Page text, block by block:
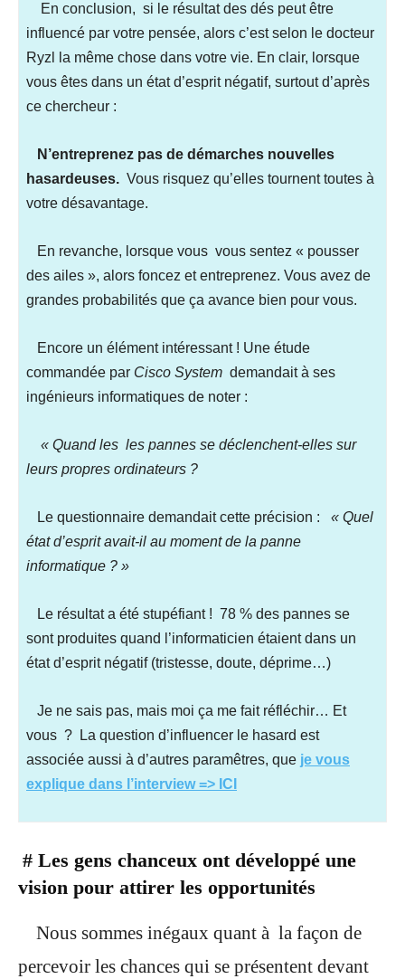
En conclusion, si le résultat des dés peut être
influencé par votre pensée, alors c’est selon le docteur
Ryzl la même chose dans votre vie. En clair, lorsque
vous êtes dans un état d’esprit négatif, surtout d’après
ce chercheur :
N’entreprenez pas de démarches nouvelles
hasardeuses. Vous risquez qu’elles tournent toutes à
votre désavantage.
En revanche, lorsque vous vous sentez « pousser
des ailes », alors foncez et entreprenez. Vous avez de
grandes probabilités que ça avance bien pour vous.
Encore un élément intéressant ! Une étude
commandée par Cisco System demandait à ses
ingénieurs informatiques de noter :
« Quand les les pannes se déclenchent-elles sur
leurs propres ordinateurs ?
Le questionnaire demandait cette précision :
« Quel
état d’esprit avait-il au moment de la panne
informatique ? »
Le résultat a été stupéfiant ! 78 % des pannes se
sont produites quand l’informaticien étaient dans un
état d’esprit négatif (tristesse, doute, déprime…)
Je ne sais pas, mais moi ça me fait réfléchir… Et
vous ? La question d’influencer le hasard est
associée aussi à d’autres paramêtres, que je vous
explique dans l’interview => ICI
# Les gens chanceux ont développé une
vision pour attirer les opportunités
Nous sommes inégaux quant à la façon de
percevoir les chances qui se présentent devant